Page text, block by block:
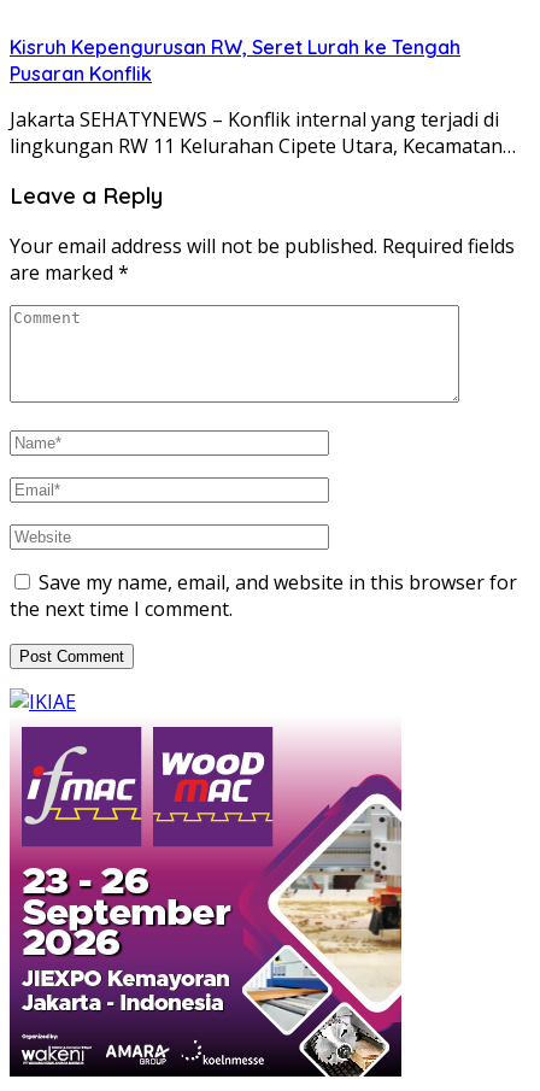
Kisruh Kepengurusan RW, Seret Lurah ke Tengah
Pusaran Konflik
Jakarta SEHATYNEWS – Konflik internal yang terjadi di
lingkungan RW 11 Kelurahan Cipete Utara, Kecamatan…
Leave a Reply
Your email address will not be published. Required fields
are marked *
Save my name, email, and website in this browser for
the next time I comment.